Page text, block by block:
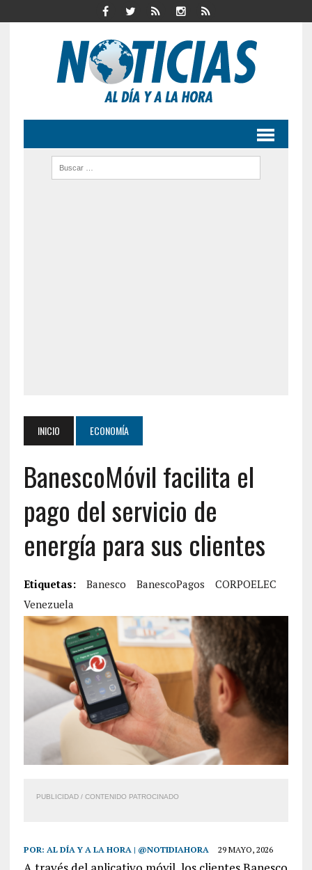
INICIO ECONOMÍA
BanescoMóvil facilita el
pago del servicio de
energía para sus clientes
Etiquetas: Banesco BanescoPagos
CORPOELEC
Venezuela
PUBLICIDAD / CONTENIDO PATROCINADO
POR: AL DÍA Y A LA HORA | @NOTIDIAHORA 29 MAYO, 2026